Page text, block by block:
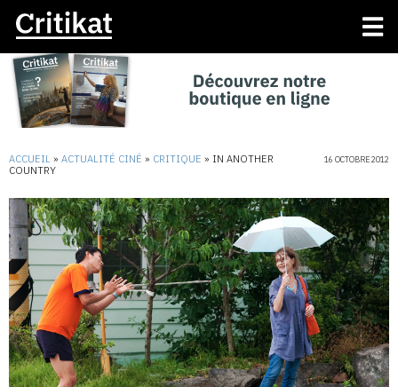
ACCUEIL » ACTUALITÉ CINÉ » CRITIQUE » IN ANOTHER
COUNTRY
16 OCTOBRE 2012